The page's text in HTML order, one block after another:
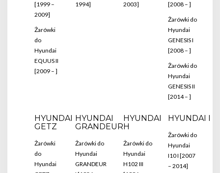
[1999 –
2009]
Żarówki
do
Hyundai
EQUUS II
[2009 – ]
1994]
2003]
[2008 – ]
Żarówki do
Hyundai
GENESIS I
[2008 – ]
Żarówki do
Hyundai
GENESIS II
[2014 – ]
HYUNDAI
GETZ
Żarówki
do
Hyundai
HYUNDAI
GRANDEUR
Żarówki do
Hyundai
GRANDEUR
HYUNDAI
H
Żarówki do
Hyundai
H102 III
HYUNDAI I
Żarówki do
Hyundai
I10 I [2007
– 2014]